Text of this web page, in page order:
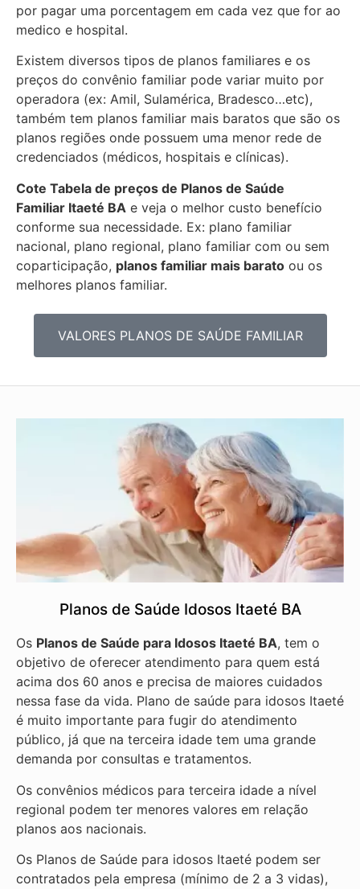
por pagar uma porcentagem em cada vez que for ao
medico e hospital.
Existem diversos tipos de planos familiares e os
preços do convênio familiar pode variar muito por
operadora (ex: Amil, Sulamérica, Bradesco…etc),
também tem planos familiar mais baratos que são os
planos regiões onde possuem uma menor rede de
credenciados (médicos, hospitais e clínicas).
Cote Tabela de preços de Planos de Saúde
Familiar Itaeté BA e veja o melhor custo benefício
conforme sua necessidade. Ex: plano familiar
nacional, plano regional, plano familiar com ou sem
coparticipação, planos familiar mais barato ou os
melhores planos familiar.
VALORES PLANOS DE SAÚDE FAMILIAR
Planos de Saúde Idosos Itaeté BA
Os Planos de Saúde para Idosos Itaeté BA, tem o
objetivo de oferecer atendimento para quem está
acima dos 60 anos e precisa de maiores cuidados
nessa fase da vida. Plano de saúde para idosos Itaeté
é muito importante para fugir do atendimento
público, já que na terceira idade tem uma grande
demanda por consultas e tratamentos.
Os convênios médicos para terceira idade a nível
regional podem ter menores valores em relação
planos aos nacionais.
Os Planos de Saúde para idosos Itaeté podem ser
contratados pela empresa (mínimo de 2 a 3 vidas),